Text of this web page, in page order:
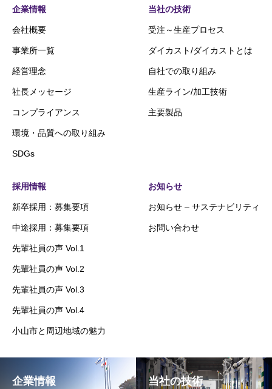
企業情報
会社概要
事業所一覧
経営理念
社長メッセージ
コンプライアンス
環境・品質への取り組み
SDGs
当社の技術
受注～生産プロセス
ダイカスト/ダイカストとは
自社での取り組み
生産ライン/加工技術
主要製品
採用情報
新卒採用：募集要項
中途採用：募集要項
先輩社員の声 Vol.1
先輩社員の声 Vol.2
先輩社員の声 Vol.3
先輩社員の声 Vol.4
小山市と周辺地域の魅力
お知らせ
お知らせ – サステナビリティ
お問い合わせ
企業情報 当社の技術